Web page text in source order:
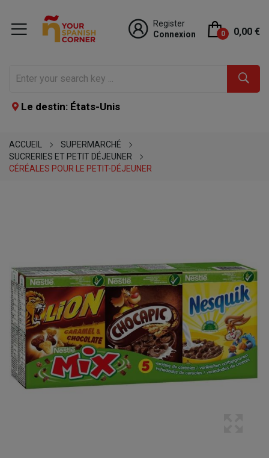
Register
Connexion
0 0,00 €
Le destin: États-Unis
ACCUEIL
SUPERMARCHÉ
SUCRERIES ET PETIT DÉJEUNER
CÉRÉALES POUR LE PETIT-DÉJEUNER